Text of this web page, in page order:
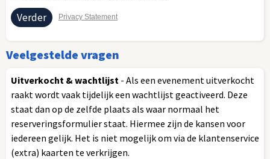
Privacy Statement
Veelgestelde vragen
Uitverkocht & wachtlijst - Als een evenement uitverkocht
raakt wordt vaak tijdelijk een wachtlijst geactiveerd. Deze
staat dan op de zelfde plaats als waar normaal het
reserveringsformulier staat. Hiermee zijn de kansen voor
iedereen gelijk. Het is niet mogelijk om via de klantenservice
(extra) kaarten te verkrijgen.